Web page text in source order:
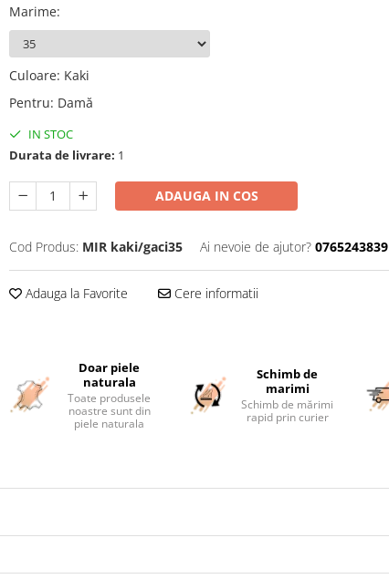
Marime:
Culoare: Kaki
Pentru: Damă
IN STOC
Durata de livrare: 1
ADAUGA IN COS
Cod Produs: MIR kaki/gaci35 Ai nevoie de ajutor? 0765243839
Adauga la Favorite Cere informatii
Doar piele
naturala
Toate produsele
noastre sunt din
piele naturala
Schimb de
marimi
Schimb de mărimi
rapid prin curier